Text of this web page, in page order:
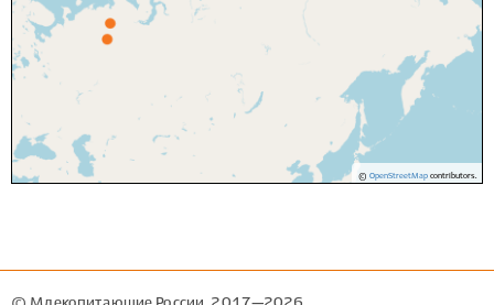
© OpenStreetMapcontributors.